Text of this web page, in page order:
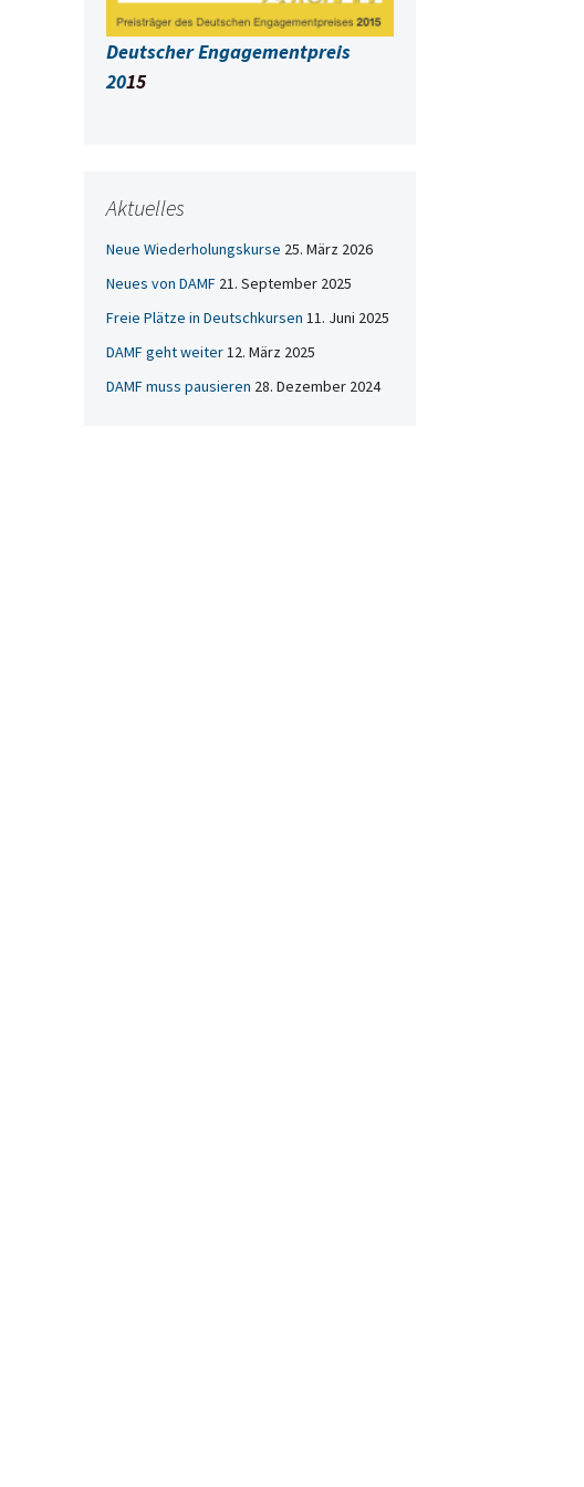
Deutscher Engagementpreis
2015
Aktuelles
Neue Wiederholungskurse 25. März 2026
Neues von DAMF 21. September 2025
Freie Plätze in Deutschkursen 11. Juni 2025
DAMF geht weiter 12. März 2025
DAMF muss pausieren 28. Dezember 2024